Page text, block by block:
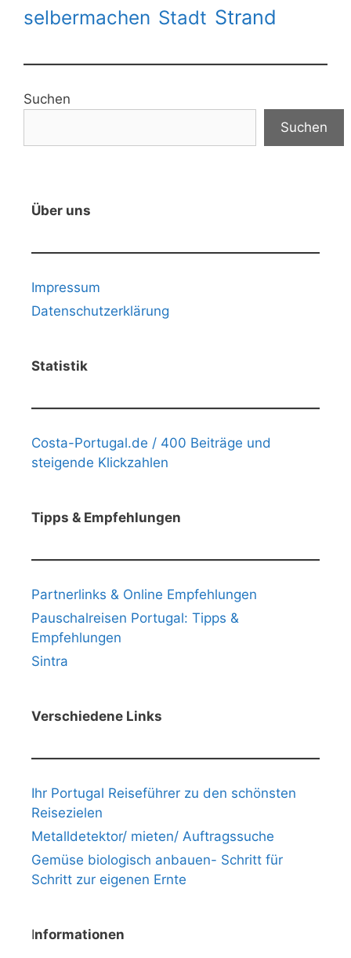
selbermachen Stadt Strand
Suchen
Suchen
Über uns
Impressum
Datenschutzerklärung
Statistik
Costa-Portugal.de / 400 Beiträge und
steigende Klickzahlen
Tipps & Empfehlungen
Partnerlinks & Online Empfehlungen
Pauschalreisen Portugal: Tipps &
Empfehlungen
Sintra
Verschiedene Links
Ihr Portugal Reiseführer zu den schönsten
Reisezielen
Metalldetektor/ mieten/ Auftragssuche
Gemüse biologisch anbauen- Schritt für
Schritt zur eigenen Ernte
Informationen